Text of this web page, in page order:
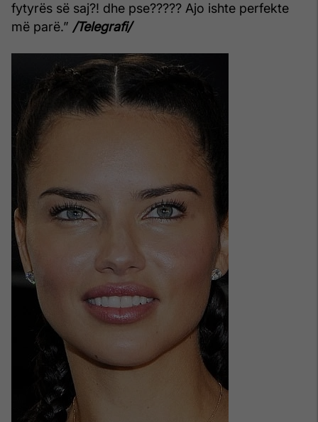
fytyrës së saj?! dhe pse????? Ajo ishte perfekte
më parë.” /Telegrafi/